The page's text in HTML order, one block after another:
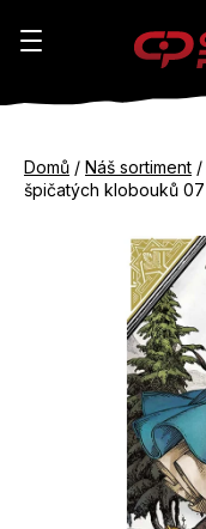
Domů / Náš sortiment /
špičatých klobouků 07
K
do
do